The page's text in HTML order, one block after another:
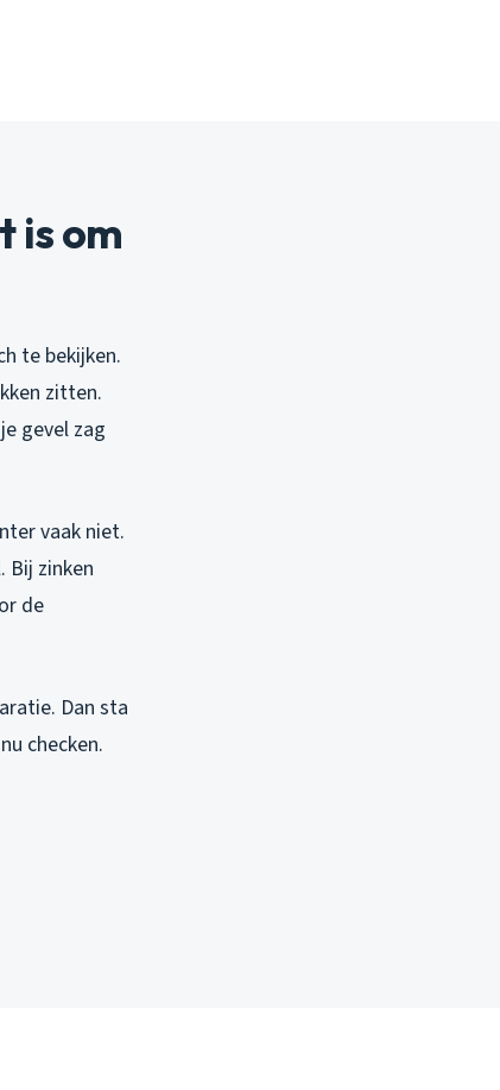
is om
te bekijken.
zitten.
gevel zag
vaak niet.
Bij zinken
de
Dan sta
checken.